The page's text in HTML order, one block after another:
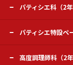
パティシエ科（2年
パティシエ特設ペ
高度調理師科（2年